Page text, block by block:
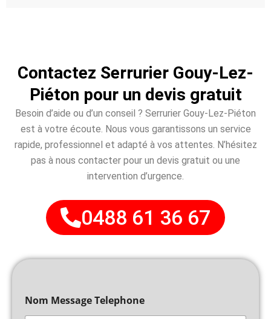
Contactez Serrurier Gouy-Lez-
Piéton pour un devis gratuit
Besoin d’aide ou d’un conseil ? Serrurier Gouy-Lez-Piéton
est à votre écoute. Nous vous garantissons un service
rapide, professionnel et adapté à vos attentes. N’hésitez
pas à nous contacter pour un devis gratuit ou une
intervention d’urgence.
0488 61 36 67
Nom Message Telephone